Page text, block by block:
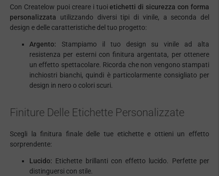
Con Createlow puoi creare i tuoietichetti di sicurezza con forma
personalizzata utilizzando diversi tipi di vinile, a seconda del
design e delle caratteristiche del tuo progetto:
Argento: Stampiamo il tuo design su vinile ad alta
resistenza per esterni con finitura argentata, per ottenere
un effetto spettacolare. Ricorda che non vengono stampati
inchiostri bianchi, quindi è particolarmente consigliato per
design in nero o colori scuri.
Finiture Delle Etichette Personalizzate
Scegli la finitura finale delle tue etichette e ottieni un effetto
sorprendente:
Lucido: Etichette brillanti con effetto lucido. Perfette per
distinguersi con stile.